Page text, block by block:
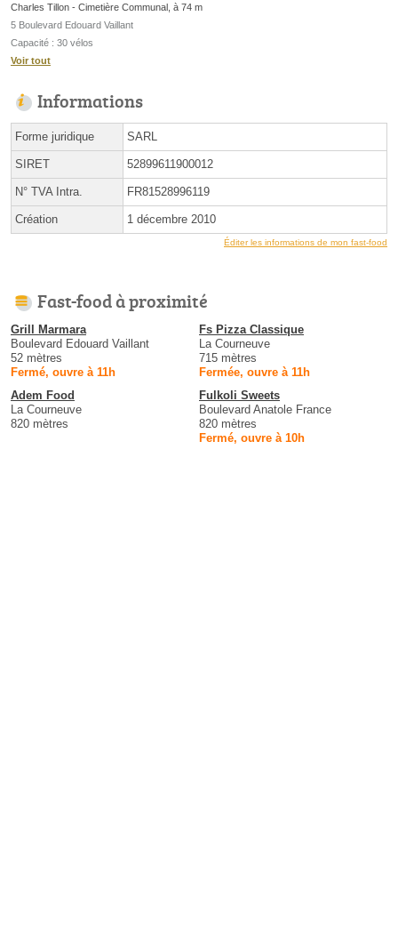
Charles Tillon - Cimetière Communal, à 74 m
5 Boulevard Edouard Vaillant
Capacité : 30 vélos
Voir tout
Informations
Forme juridique SARL
SIRET 52899611900012
N° TVA Intra. FR81528996119
Création 1 décembre 2010
Éditer les informations de mon fast-food
Fast-food à proximité
Grill Marmara
Boulevard Edouard Vaillant
52 mètres
Fermé, ouvre à 11h
Fs Pizza Classique
La Courneuve
715 mètres
Fermée, ouvre à 11h
Adem Food
La Courneuve
820 mètres
Fulkoli Sweets
Boulevard Anatole France
820 mètres
Fermé, ouvre à 10h